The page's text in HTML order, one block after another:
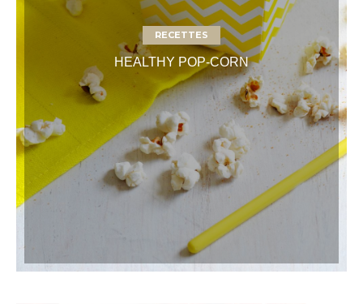
RECETTES
HEALTHY POP-CORN